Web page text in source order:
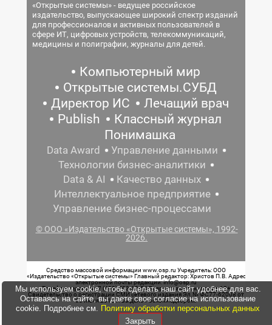
«Открытые системы» - ведущее российское
издательство, выпускающее широкий спектр изданий
для профессионалов и активных пользователей в
сфере ИТ, цифровых устройств, телекоммуникаций,
медицины и полиграфии, журналы для детей.
Компьютерный мир
Открытые системы.СУБД
Директор ИС
Лечащий врач
Publish
Классный журнал
Понимашка
Data Award
Управление данными
Технологии бизнес-аналитики
Data & AI
Качество данных
Интеллектуальное предприятие
Управление бизнес-процессами
© ООО «Издательство «Открытые системы», 1992-
2026.
Средство массовой информации www.osp.ru Учредитель: ООО
«Издательство «Открытые системы» Главный редактор: Христов П.В. Адрес
электронной почты редакции: info@osp.ru
Телефон редакции: 7 (499) 703-18-54 Возрастная маркировка: 12+
Свидетельство о регистрации СМИ сетевого издания Эл.№ ФС77-62008 от
05 июня 2015 г. выдано Роскомнадзором.
Мы используем cookie, чтобы сделать наш сайт удобнее для вас.
Оставаясь на сайте, вы даете свое согласие на использование
cookie. Подробнее см. Политику обработки персональных данных
Закрыть